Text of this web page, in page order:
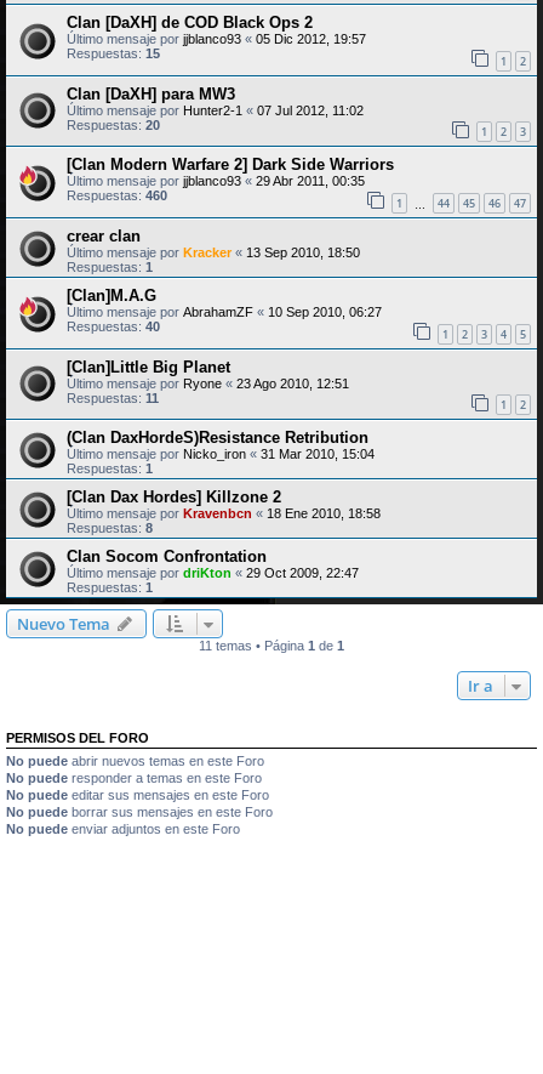
Clan [DaXH] de COD Black Ops 2
Último mensaje por jjblanco93 « 05 Dic 2012, 19:57
Respuestas: 15 1 2
Clan [DaXH] para MW3
Último mensaje por Hunter2-1 « 07 Jul 2012, 11:02
Respuestas: 20 1 2 3
[Clan Modern Warfare 2] Dark Side Warriors
Último mensaje por jjblanco93 « 29 Abr 2011, 00:35
Respuestas: 460 1 44 45 46 47
crear clan
Último mensaje por Kracker« 13 Sep 2010, 18:50
Respuestas: 1
[Clan]M.A.G
Último mensaje por AbrahamZF « 10 Sep 2010, 06:27
Respuestas: 40 1 2 3 4 5
[Clan]Little Big Planet
Último mensaje por Ryone « 23 Ago 2010, 12:51
Respuestas: 11 1 2
(Clan DaxHordeS)Resistance Retribution
Último mensaje por Nicko_iron « 31 Mar 2010, 15:04
Respuestas: 1
[Clan Dax Hordes] Killzone 2
Último mensaje por Kravenbcn « 18 Ene 2010, 18:58
Respuestas: 8
Clan Socom Confrontation
Último mensaje por driKton « 29 Oct 2009, 22:47
Respuestas: 1
Nuevo Tema
11 temas • Página 1 de 1
Ir a
PERMISOS DEL FORO
No puede abrir nuevos temas en este Foro
No puede responder a temas en este Foro
No puede editar sus mensajes en este Foro
No puede borrar sus mensajes en este Foro
No puede enviar adjuntos en este Foro